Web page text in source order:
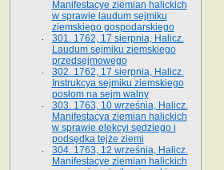
Manifestacye ziemian halickich
w sprawie laudum sejmiku
ziemskiego gospodarskiego
301. 1762, 17 sierpnia, Halicz.
Laudum sejmiku ziemskiego
przedsejmowego
302. 1762, 17 sierpnia, Halicz.
Instrukcya sejmiku ziemskiego
posłom na sejm walny
303. 1763, 10 września, Halicz.
Manifestacya ziemian halickich
w sprawie elekcyi sędziego i
podsędka tejże ziemi
304. 1763, 12 września, Halicz.
Manifestacye ziemian halickich